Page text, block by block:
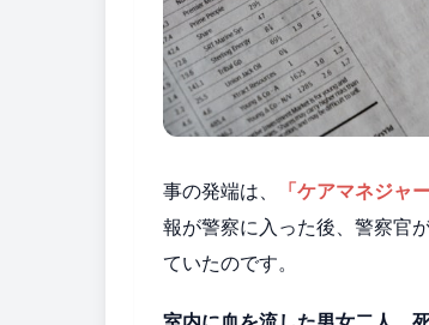
事の発端は、 「ケアマネジャ
報が警察に入った後、警察官
ていたのです。